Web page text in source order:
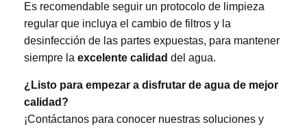
Es recomendable seguir un protocolo de limpieza
regular que incluya el cambio de filtros y la
desinfección de las partes expuestas, para mantener
siempre la excelente calidad del agua.
¿Listo para empezar a disfrutar de agua de mejor
calidad?
¡Contáctanos para conocer nuestras soluciones y